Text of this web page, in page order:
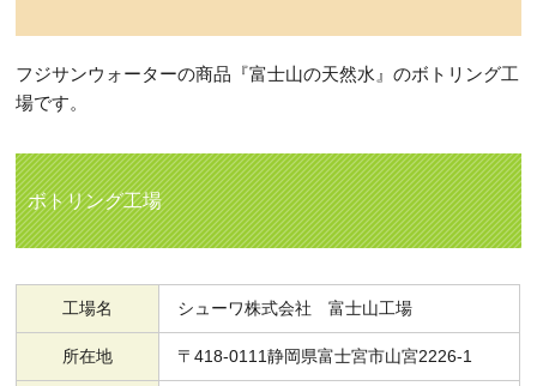
フジサンウォーターの商品『富士山の天然水』のボトリング工
場です。
ボトリング工場
工場名 シューワ株式会社 富士山工場
所在地 〒418-0111静岡県富士宮市山宮2226-1